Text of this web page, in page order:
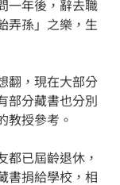
一年後，辭去職
弄孫」之樂，生
翻，現在大部分
部分藏書也分別
教授參考。
都已屆齡退休，
書捐給學校，相